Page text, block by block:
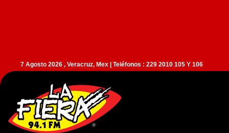
7 Agosto 2026 , Veracruz, Mex | Teléfonos : 229 2010 105 Y 106